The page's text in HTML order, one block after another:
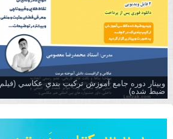
وبینار دوره جامع آموزش تركيب بندي عكاسي (فیلم
ضبط شده)